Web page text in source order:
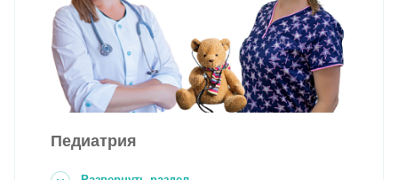
Педиатрия